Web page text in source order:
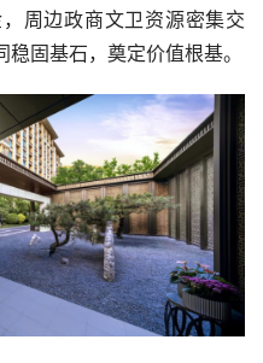
周边政商文卫资源密集交
固基石，奠定价值根基。